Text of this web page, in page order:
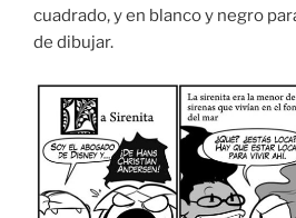
cuadrado, y en blanco y negro
de dibujar.